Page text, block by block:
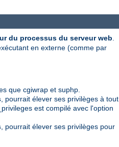
du processus du serveur web
en externe (comme par
que cgiwrap et suphp.
, pourrait élever ses privilèges à tout
est compilé avec l'option
, pourrait élever ses privilèges pour